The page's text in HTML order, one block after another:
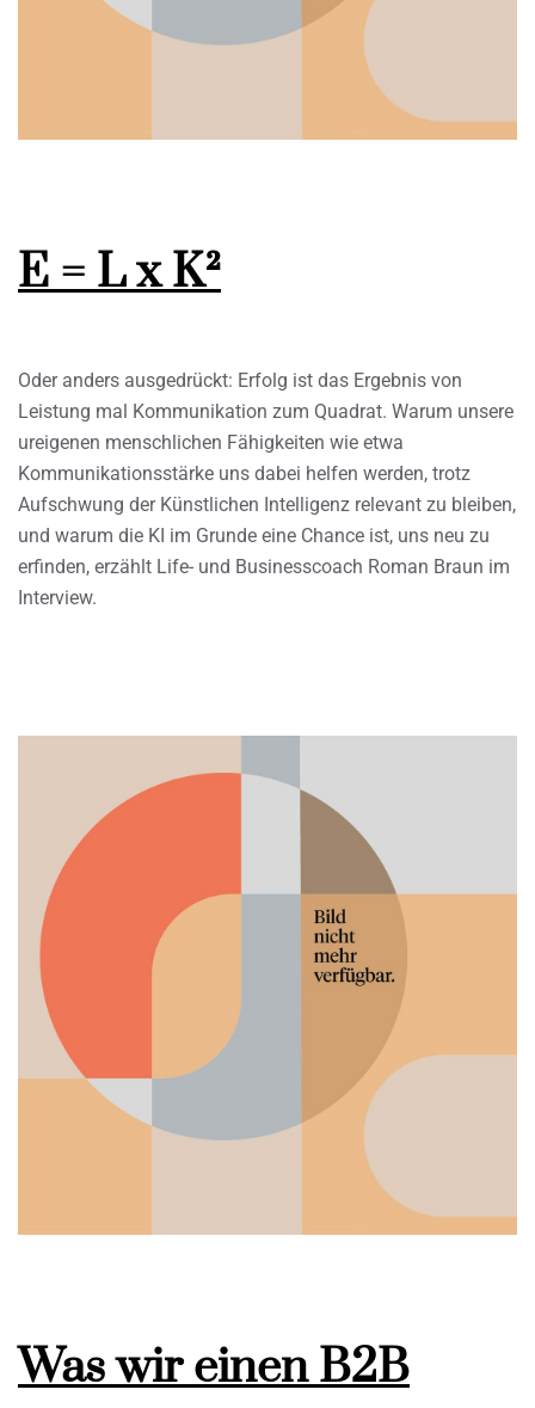
E = L x K²
Oder anders ausgedrückt: Erfolg ist das Ergebnis von
Leistung mal Kommunikation zum Quadrat. Warum unsere
ureigenen menschlichen Fähigkeiten wie etwa
Kommunikationsstärke uns dabei helfen werden, trotz
Aufschwung der Künstlichen Intelligenz relevant zu bleiben,
und warum die KI im Grunde eine Chance ist, uns neu zu
erfinden, erzählt Life- und Businesscoach Roman Braun im
Interview.
Was wir einen B2B